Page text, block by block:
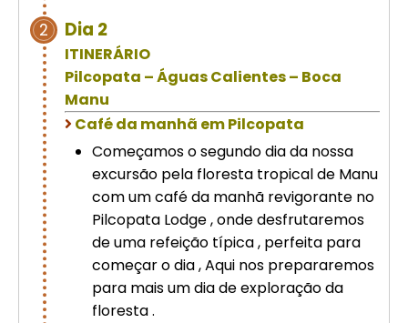
2 Dia 2
ITINERÁRIO
Pilcopata – Águas Calientes – Boca
Manu
Café da manhã em Pilcopata
Começamos o segundo dia da nossa
excursão pela floresta tropical de Manu
com um café da manhã revigorante no
Pilcopata Lodge , onde desfrutaremos
de uma refeição típica , perfeita para
começar o dia , Aqui nos prepararemos
para mais um dia de exploração da
floresta .